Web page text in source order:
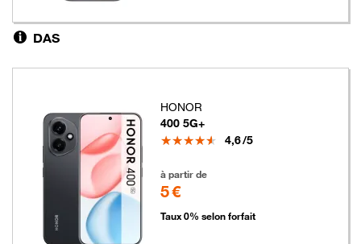
DAS
HONOR
400 5G+
Note
4,6/5
à partir de
5 €
Taux 0% selon forfait